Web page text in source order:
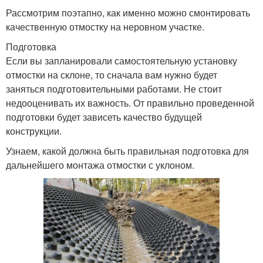
Рассмотрим поэтапно, как именно можно смонтировать
качественную отмостку на неровном участке.
Подготовка
Если вы запланировали самостоятельную установку
отмостки на склоне, то сначала вам нужно будет
заняться подготовительными работами. Не стоит
недооценивать их важность. От правильно проведенной
подготовки будет зависеть качество будущей
конструкции.
Узнаем, какой должна быть правильная подготовка для
дальнейшего монтажа отмостки с уклоном.